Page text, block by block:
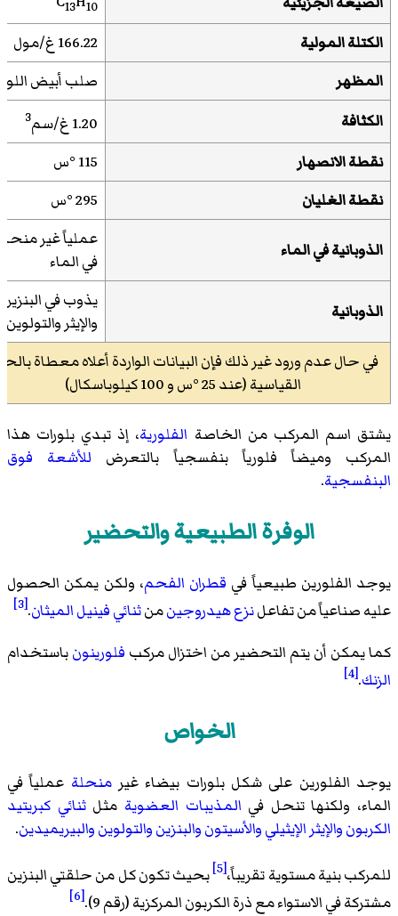
13 10
الكتلة المولية
166.22 غ/مول
المظهر
صلب أبيض
الكثافة
1.20 غ/سم 3
نقطة الانصهار
115 °س
نقطة الغليان
295 °س
الذوبانيةفيالماء
عملياً غير منحل
في الماء
الذوبانية
يذوب في البنزين
والإيثر والتولوين
في حال عدم ورود غير ذلك فإن البيانات الواردة أعلاه معطاة
القياسية (عند 25 °س و 100 كيلوباسكال)
يشتق اسم المركب من الخاصة الفلورية، إذ تبدي بلورات هذا
المركب وميضاً فلورياً بنفسجياً بالتعرض للأشعة فوق
البنفسجية.
الوفرة الطبيعية والتحضير
يوجد الفلورين طبيعياً في قطران الفحم، ولكن يمكن الحصول
عليه صناعياً من تفاعلنزع هيدروجينمنثنائي فينيل الميثان.
[3]
كما يمكن أن يتم التحضير من اختزال مركب فلورينونباستخدام
الزنك.
[4]
الخواص
يوجد الفلورين على شكل بلورات بيضاء غيرمنحلة عملياً في
الماء، ولكنها تنحل في المذيبات العضوية مثلثنائي كبريتيد
الكربونوالإيثر الإيثيليوالأسيتونوالبنزينوالتولوينوالبيريميدين.
للمركب بنية مستوية تقريباً،[5]
بحيث تكون كل من حلقتي البنزين
مشتركة في الاستواء مع ذرة الكربون المركزية (رقم 9).
[6]